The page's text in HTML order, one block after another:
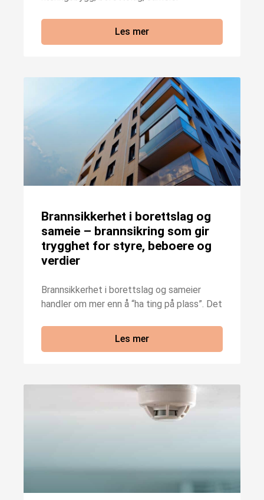
Les mer
Brannsikkerhet i borettslag og
sameie – brannsikring som gir
trygghet for styre, beboere og
verdier
Brannsikkerhet i borettslag og sameier
handler om mer enn å “ha ting på plass”. Det
Les mer